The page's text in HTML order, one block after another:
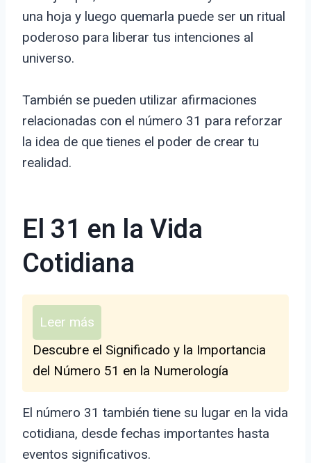
una hoja y luego quemarla puede ser un ritual
poderoso para liberar tus intenciones al
universo.
También se pueden utilizar afirmaciones
relacionadas con el número 31 para reforzar
la idea de que tienes el poder de crear tu
realidad.
El 31 en la Vida
Cotidiana
Leer más
Descubre el Significado y la Importancia
del Número 51 en la Numerología
El número 31 también tiene su lugar en la vida
cotidiana, desde fechas importantes hasta
eventos significativos.